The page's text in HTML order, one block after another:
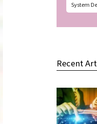
System
Recent